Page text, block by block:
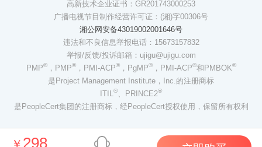
￥ 298
高新技术企业证书：GR201743000253
广播电视节目制作经营许可证：(湘)字00306号
湘公网安备43019002001646号
违法和不良信息举报电话：15673157832
举报/反馈/投诉邮箱：ujigu@ujigu.com
PMP®，PMP®，PMI-ACP®，PgMP®，PMI-ACP®和PMBOK®
是Project Management Institute，Inc.的注册商标
ITIL®、PRINCE2®
是PeopleCert集团的注册商标，经PeopleCert授权使用，保留所有权利